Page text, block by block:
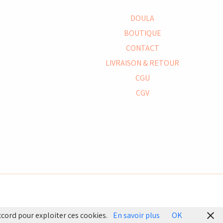
DOULA
BOUTIQUE
CONTACT
LIVRAISON & RETOUR
CGU
CGV
pour exploiter ces cookies.
En savoir plus OK